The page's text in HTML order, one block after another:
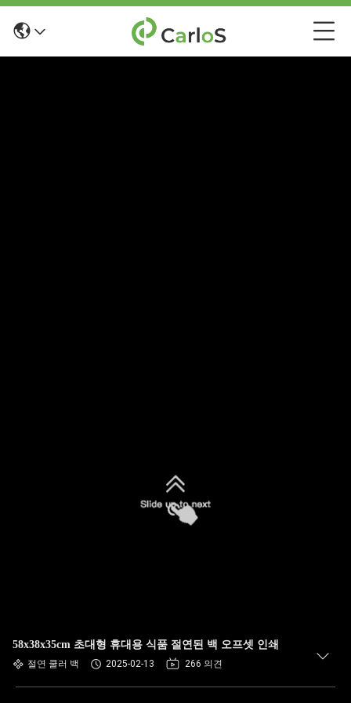
58x38x35cm 초대형 휴대용 식품 절연된 백 오프셋 인쇄
절연 쿨러 백 2025-02-13 266 의견